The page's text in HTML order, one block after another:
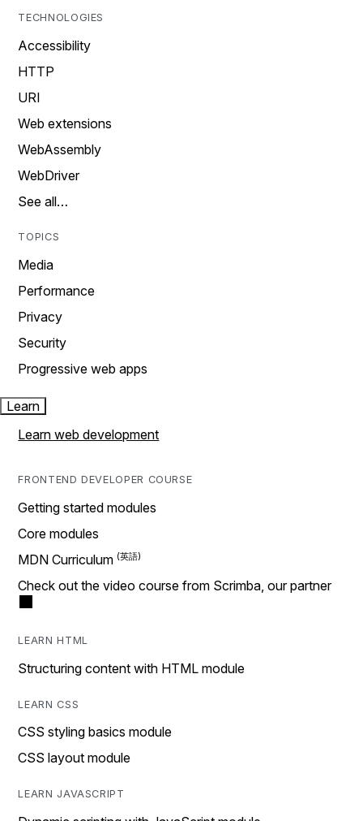
TECHNOLOGIES
Accessibility
HTTP
URI
Web extensions
WebAssembly
WebDriver
See all…
TOPICS
Media
Performance
Privacy
Security
Progressive web apps
Learn
Learn web development
FRONTEND DEVELOPER COURSE
Getting started modules
Core modules
MDN Curriculum
Check out the video course from Scrimba, our partner
LEARN HTML
Structuring content with HTML module
LEARN CSS
CSS styling basics module
CSS layout module
LEARN JAVASCRIPT